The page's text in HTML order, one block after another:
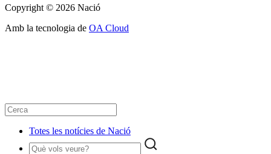
Copyright © 2026 Nació
Amb la tecnologia de OA Cloud
Totes les notícies de Nació